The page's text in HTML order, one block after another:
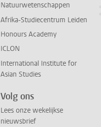
Natuurwetenschappen
Afrika-Studiecentrum Leiden
Honours Academy
ICLON
International Institute for
Asian Studies
Volg ons
Lees onze wekelijkse
nieuwsbrief